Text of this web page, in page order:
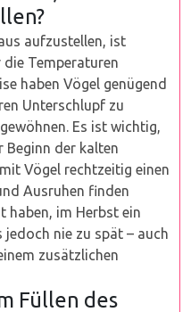
aufzustellen, ist
Temperaturen
haben Vögel genügend
Unterschlupf zu
Es ist wichtig,
Beginn der kalten
Vögel rechtzeitig einen
Ausruhen finden
haben, im Herbst ein
nie zu spät – auch
zusätzlichen
Füllen des